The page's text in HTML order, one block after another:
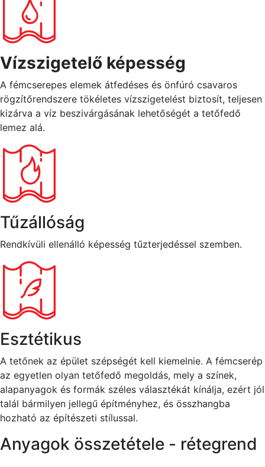
Vízszigetelő képesség
A fémcserepes elemek átfedéses és önfúró csavaros
rögzítőrendszere tökéletes vízszigetelést biztosít, teljesen
kizárva a víz beszivárgásának lehetőségét a tetőfedő
lemez alá.
Tűzállóság
Rendkívüli ellenálló képesség tűzterjedéssel szemben.
Esztétikus
A tetőnek az épület szépségét kell kiemelnie. A fémcserép
az egyetlen olyan tetőfedő megoldás, mely a színek,
alapanyagok és formák széles választékát kínálja, ezért jól
talál bármilyen jellegű építményhez, és összhangba
hozható az építészeti stílussal.
Anyagok összetétele - rétegrend